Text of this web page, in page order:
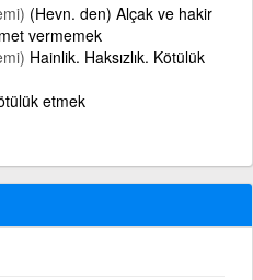
(Hevn. den) Alçak ve hakir
vermemek
Hainlik. Haksızlık. Kötülük
etmek